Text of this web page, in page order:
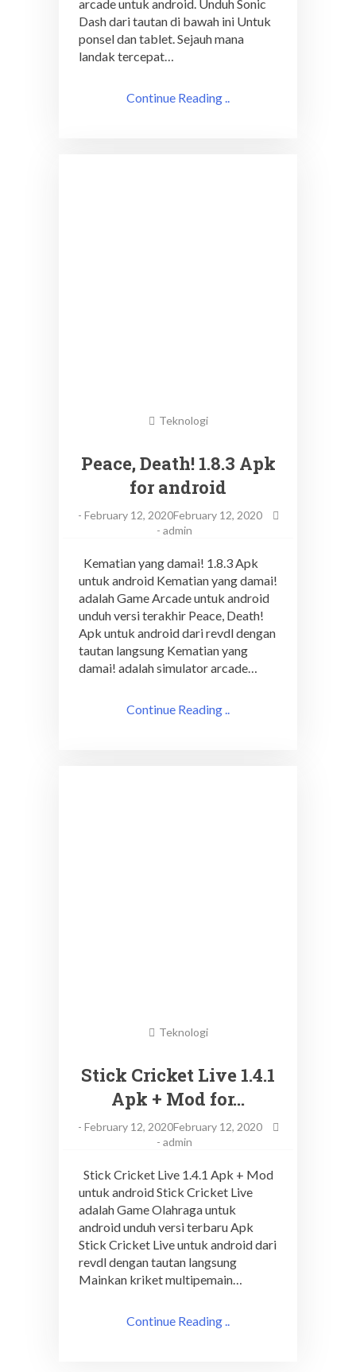
arcade untuk android. Unduh Sonic
Dash dari tautan di bawah ini Untuk
ponsel dan tablet. Sejauh mana
landak tercepat…
Continue Reading ..
Teknologi
Peace, Death! 1.8.3 Apk
for android
- February 12, 2020February 12, 2020
- admin
Kematian yang damai! 1.8.3 Apk
untuk android Kematian yang damai!
adalah Game Arcade untuk android
unduh versi terakhir Peace, Death!
Apk untuk android dari revdl dengan
tautan langsung Kematian yang
damai! adalah simulator arcade…
Continue Reading ..
Teknologi
Stick Cricket Live 1.4.1
Apk + Mod for…
- February 12, 2020February 12, 2020
- admin
Stick Cricket Live 1.4.1 Apk + Mod
untuk android Stick Cricket Live
adalah Game Olahraga untuk
android unduh versi terbaru Apk
Stick Cricket Live untuk android dari
revdl dengan tautan langsung
Mainkan kriket multipemain…
Continue Reading ..